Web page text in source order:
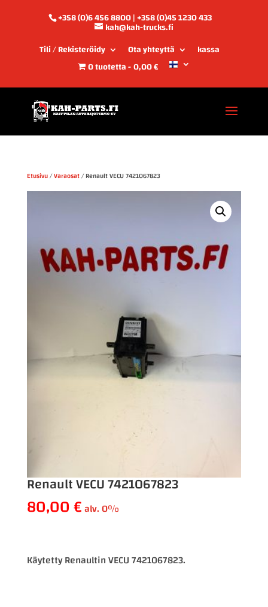
+358 (0)6 456 8800 | +358 (0)45 1230 433
kah@kah-trucks.fi
Tili / Rekisteröidy
Ota yhteyttä
kassa
0 tuotetta 0,00 €
Etusivu/Varaosat/ Renault VECU 7421067823
Renault VECU 7421067823
80,00€alv. 0%
Käytetty Renaultin VECU 7421067823.